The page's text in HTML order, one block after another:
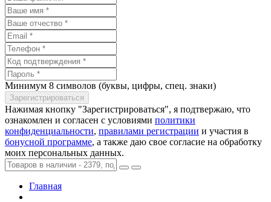
Минимум 8 символов (буквы, цифры, спец. знаки)
Нажимая кнопку "Зарегистрироваться", я подтвержаю, что
ознакомлен и согласен с условиями политики
конфиденциальности, правилами регистрации и участия в
бонусной программе, а также даю свое согласие на обработку
моих персональных данных.
Главная